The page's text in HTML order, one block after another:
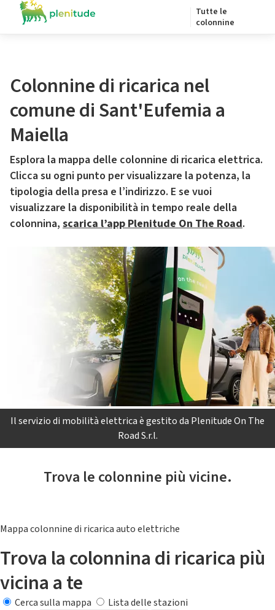
Tutte le
colonnine
Colonnine di ricarica nel
comune di Sant'Eufemia a
Maiella
Esplora la mappa delle colonnine di ricarica elettrica.
Clicca su ogni punto per visualizzare la potenza, la
tipologia della presa e l’indirizzo. E se vuoi
visualizzare la disponibilità in tempo reale della
colonnina, scarica l’app Plenitude On The Road.
Il servizio di mobilità elettrica è gestito da Plenitude On The
Road S.r.l.
Trova le colonnine più vicine.
Mappa colonnine di ricarica auto elettriche
Trova la colonnina di ricarica più
vicina a te
Cerca sulla mappa
Lista delle stazioni